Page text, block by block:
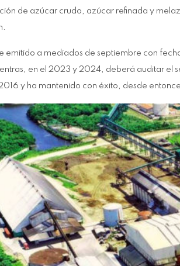
de azúcar crudo, azúcar refinada y
emitido a mediados de septiembre con
en el 2023 y 2024, deberá auditar el
y ha mantenido con éxito, desde